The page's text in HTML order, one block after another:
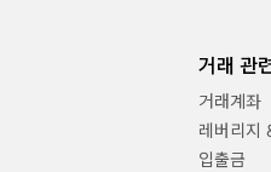
거래 관
거래계좌
레버리지
입출금